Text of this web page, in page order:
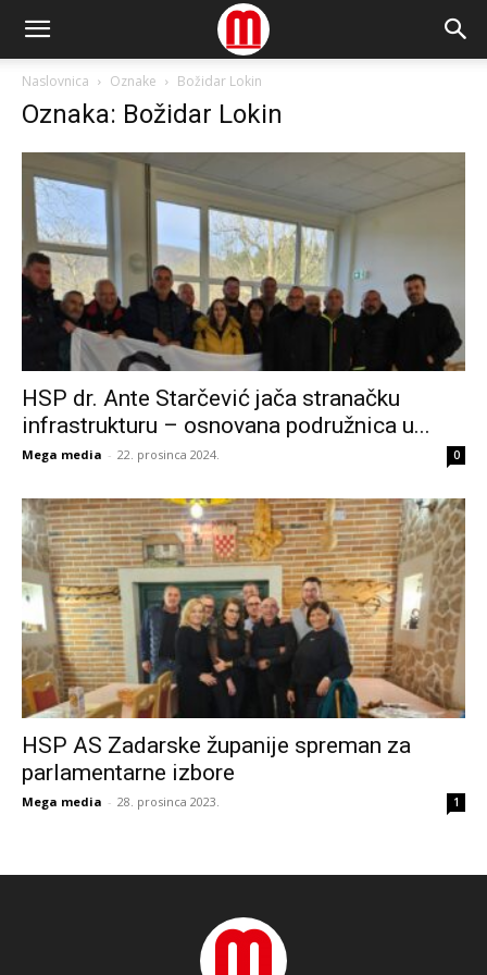
Naslovnica Oznake Božidar Lokin
Oznaka: Božidar Lokin
HSP dr. Ante Starčević jača stranačku
infrastrukturu – osnovana podružnica u...
Mega media - 22. prosinca 2024. 0
HSP AS Zadarske županije spreman za
parlamentarne izbore
Mega media - 28. prosinca 2023. 1